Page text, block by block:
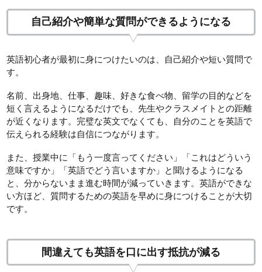
自己紹介や簡単な質問ができるようになる
英語初心者が最初に身につけたいのは、自己紹介や短い質問で
す。
名前、出身地、仕事、趣味、好きな食べ物、留学の目的などを
短く言えるようになるだけでも、先生やクラスメイトとの距離
が近くなります。完璧な英文でなくても、自分のことを英語で
伝えられる経験は自信につながります。
また、授業中に「もう一度言ってください」「これはどういう
意味ですか」「英語でどう言いますか」と聞けるようになる
と、分からないまま進む時間が減っていきます。英語ができな
い方ほど、質問するための英語を早めに身につけることが大切
です。
間違えても英語を口に出す抵抗が減る